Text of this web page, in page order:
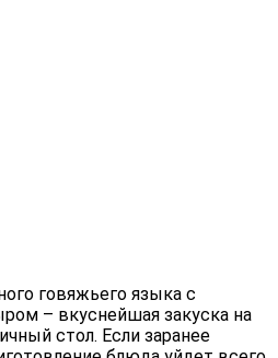
говяжьего языка с
– вкуснейшая закуска на
стол. Если заранее